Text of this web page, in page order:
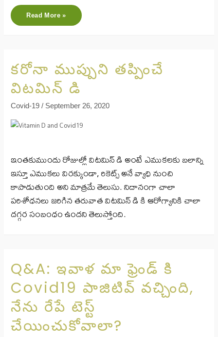
Read More »
కరోనా ముప్పుని తప్పించే
విటమిన్ డి
Covid-19 / September 26, 2020
ఇంతకుముందు రోజుల్లో విటమిన్ డి అంటే ఎముకలకు బలాన్ని
ఇస్తూ ఎముకలు విరక్కుండా, రికెట్స్ అనే వ్యాధి నుంచి
కాపాడుతుంది అని మాత్రమే తెలుసు. నిదానంగా చాలా
పరిశోధనలు జరిగిన తరువాత విటమిన్ డి కి ఆరోగ్యానికి చాలా
దగ్గర సంబంధం ఉందని తెలుస్తోంది.
Q&A: ఇవాళ మా ఫ్రెండ్ కి
Covid19 పాజిటివ్ వచ్చింది,
నేను రేపే టెస్ట్
చేయించుకోవాలా?